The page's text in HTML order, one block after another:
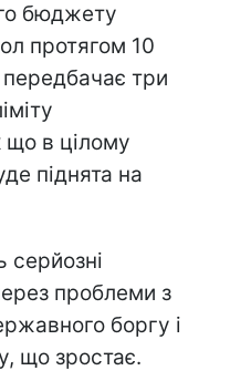
бюджету
протягом 10
передбачає три
що в цілому
піднята на
проблеми з
боргу і
що зростає.